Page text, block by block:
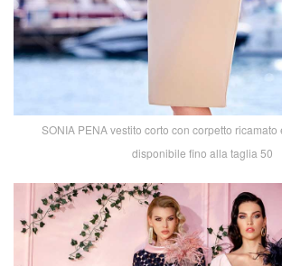
SONIA PENA vestito corto con corpetto
disponibile fino alla taglia 50